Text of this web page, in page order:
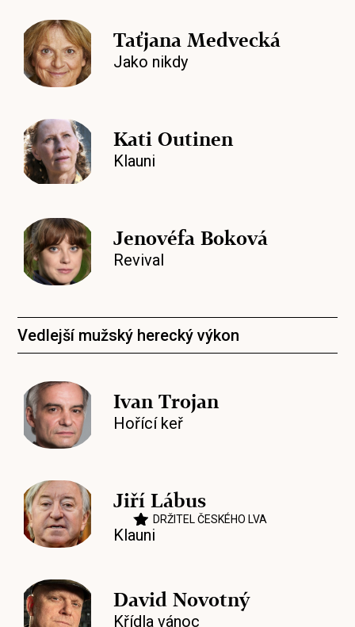
Taťjana Medvecká
Jako nikdy
Kati Outinen
Klauni
Jenovéfa Boková
Revival
Vedlejší mužský herecký výkon
Ivan Trojan
Hořící keř
Jiří Lábus
DRŽITEL ČESKÉHO LVA
Klauni
David Novotný
Křídla vánoc